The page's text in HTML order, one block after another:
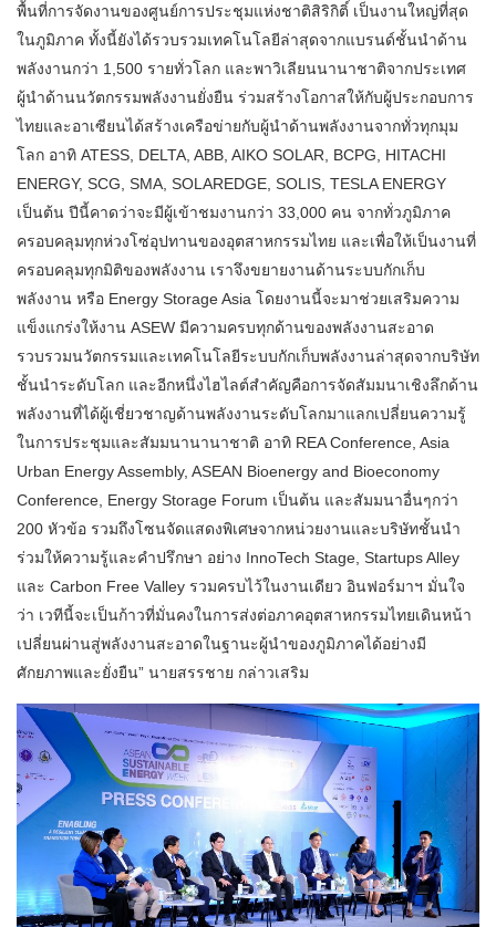
พื้นที่การจัดงานของศูนย์การประชุมแห่งชาติสิริกิติ์ เป็นงานใหญ่ที่สุด
ในภูมิภาค ทั้งนี้ยังได้รวบรวมเทคโนโลยีล่าสุดจากแบรนด์ชั้นนำด้าน
พลังงานกว่า 1,500 รายทั่วโลก และพาวิเลียนนานาชาติจากประเทศ
ผู้นำด้านนวัตกรรมพลังงานยั่งยืน ร่วมสร้างโอกาสให้กับผู้ประกอบการ
ไทยและอาเซียนได้สร้างเครือข่ายกับผู้นำด้านพลังงานจากทั่วทุกมุม
โลก อาทิ ATESS, DELTA, ABB, AIKO SOLAR, BCPG, HITACHI
ENERGY, SCG, SMA, SOLAREDGE, SOLIS, TESLA ENERGY
เป็นต้น ปีนี้คาดว่าจะมีผู้เข้าชมงานกว่า 33,000 คน จากทั่วภูมิภาค
ครอบคลุมทุกห่วงโซ่อุปทานของอุตสาหกรรมไทย และเพื่อให้เป็นงานที่
ครอบคลุมทุกมิติของพลังงาน เราจึงขยายงานด้านระบบกักเก็บ
พลังงาน หรือ Energy Storage Asia โดยงานนี้จะมาช่วยเสริมความ
แข็งแกร่งให้งาน ASEW มีความครบทุกด้านของพลังงานสะอาด
รวบรวมนวัตกรรมและเทคโนโลยีระบบกักเก็บพลังงานล่าสุดจากบริษัท
ชั้นนำระดับโลก และอีกหนึ่งไฮไลต์สำคัญคือการจัดสัมมนาเชิงลึกด้าน
พลังงานที่ได้ผู้เชี่ยวชาญด้านพลังงานระดับโลกมาแลกเปลี่ยนความรู้
ในการประชุมและสัมมนานานาชาติ อาทิ REA Conference, Asia
Urban Energy Assembly, ASEAN Bioenergy and Bioeconomy
Conference, Energy Storage Forum เป็นต้น และสัมมนาอื่นๆกว่า
200 หัวข้อ รวมถึงโซนจัดแสดงพิเศษจากหน่วยงานและบริษัทชั้นนำ
ร่วมให้ความรู้และคำปรึกษา อย่าง InnoTech Stage, Startups Alley
และ Carbon Free Valley รวมครบไว้ในงานเดียว อินฟอร์มาฯ มั่นใจ
ว่า เวทีนี้จะเป็นก้าวที่มั่นคงในการส่งต่อภาคอุตสาหกรรมไทยเดินหน้า
เปลี่ยนผ่านสู่พลังงานสะอาดในฐานะผู้นำของภูมิภาคได้อย่างมี
ศักยภาพและยั่งยืน” นายสรรชาย กล่าวเสริม